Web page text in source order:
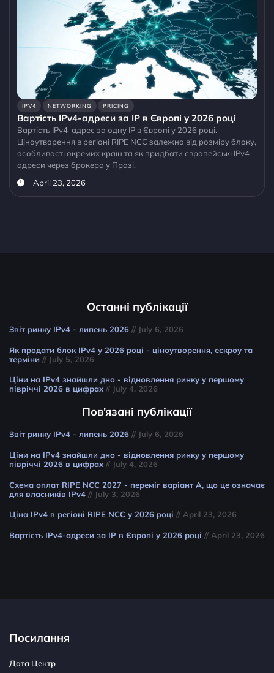
IPV4 NETWORKING PRICING
Вартість IPv4-адреси за IP в Європі у 2026 році
Вартість IPv4-адрес за одну IP в Європі у 2026 році.
Ціноутворення в регіоні RIPE NCC залежно від розміру блоку,
особливості окремих країн та як придбати європейські IPv4-
адреси через брокера у Празі.
April 23, 2026
Останні публікації
Звіт ринку IPv4 - липень 2026 // July 6, 2026
Як продати блок IPv4 у 2026 році - ціноутворення, ескроу та
терміни // July 5, 2026
Ціни на IPv4 знайшли дно - відновлення ринку у першому
півріччі 2026 в цифрах // July 4, 2026
Пов'язані публікації
Звіт ринку IPv4 - липень 2026 // July 6, 2026
Ціни на IPv4 знайшли дно - відновлення ринку у першому
півріччі 2026 в цифрах // July 4, 2026
Схема оплат RIPE NCC 2027 - переміг варіант A, що це означає
для власників IPv4 // July 3, 2026
Ціна IPv4 в регіоні RIPE NCC у 2026 році // April 23, 2026
Вартість IPv4-адреси за IP в Європі у 2026 році // April 23, 2026
Посилання
Дата Центр